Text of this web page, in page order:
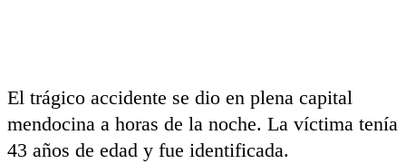
El trágico accidente se dio en plena capital
mendocina a horas de la noche. La víctima tenía
43 años de edad y fue identificada.